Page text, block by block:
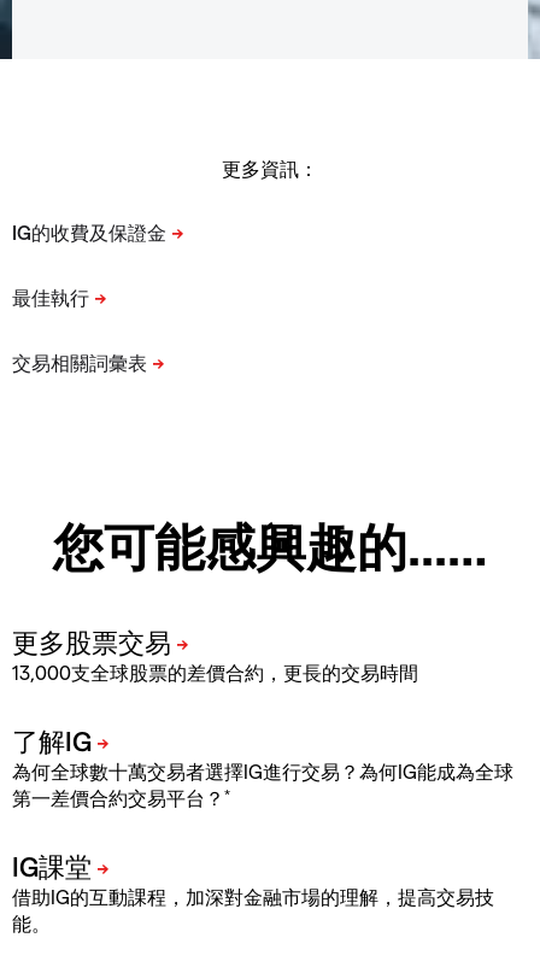
更多資訊：
您可能感興趣的...…
13,000支全球股票的差價合約，更長的交易時間
為何全球數十萬交易者選擇IG進行交易？為何IG能成為全球
第一差價合約交易平台？ *
借助IG的互動課程，加深對金融市場的理解，提高交易技
能。